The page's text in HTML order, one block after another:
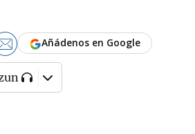
Añádenos en Google